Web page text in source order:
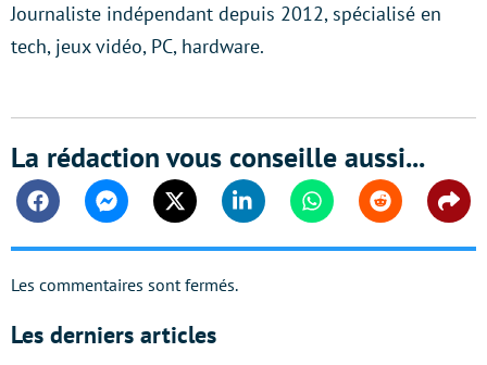
Journaliste indépendant depuis 2012, spécialisé en
tech, jeux vidéo, PC, hardware.
La rédaction vous conseille aussi...
FacebookMessengerTwitter Linkedin WhatsappReddit
Les commentaires sont fermés.
Les derniers articles